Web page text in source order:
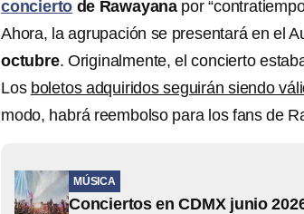
concierto de Rawayana por
Ahora, la agrupación se presentará en el
octubre. Originalmente, el concierto
Los boletos adquiridos seguirán siendo
modo, habrá reembolso para los fans de
MÚSICA
Conciertos en CDMX junio